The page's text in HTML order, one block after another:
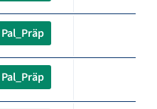
Pal_Präp
Pal_Präp